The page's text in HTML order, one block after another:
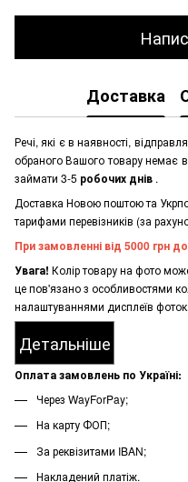
Доставка
Речі, які є в наявності,
обраного Вашого товару немає
займати 3-5 робочих днів .
Доставка Новою поштою та
тарифами перевізників (за
При замовленні від 5000 грн
Увага! Колір товару на фото
це пов'язано з особливостями
налаштуваннями дисплеїв
Детальніше
Оплата замовлень по Україні:
Через WayForPay;
На карту ФОП;
За реквізитами IBAN;
Накладений платіж.